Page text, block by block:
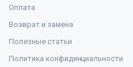
Оплата
Возврат и замена
Полезные статьи
Политика конфиденциальности